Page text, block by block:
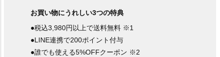
お買い物にうれしい3つの特典
●税込3,980円以上で送料無料 ※1
●LINE連携で200ポイント付与
●誰でも使える5%OFFクーポン ※2